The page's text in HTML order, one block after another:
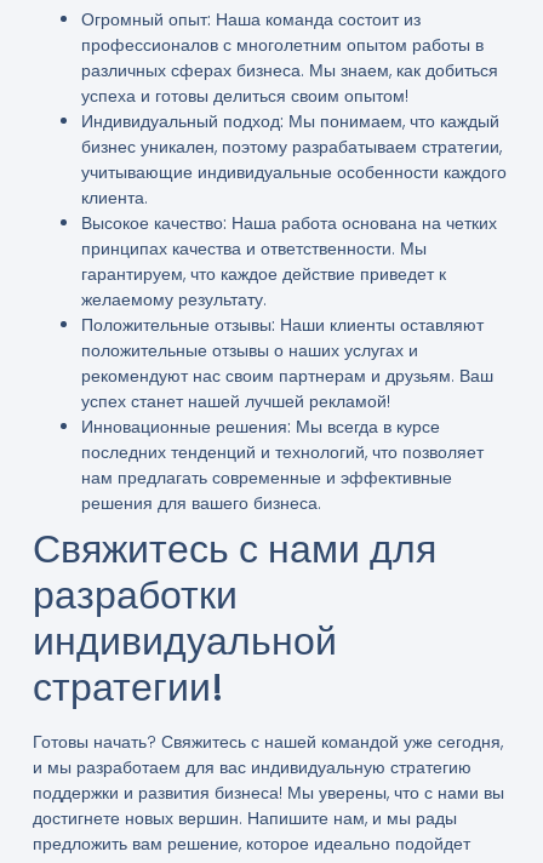
Огромный опыт: Наша команда состоит из
профессионалов с многолетним опытом работы в
различных сферах бизнеса. Мы знаем, как добиться
успеха и готовы делиться своим опытом!
Индивидуальный подход: Мы понимаем, что каждый
бизнес уникален, поэтому разрабатываем стратегии,
учитывающие индивидуальные особенности каждого
клиента.
Высокое качество: Наша работа основана на четких
принципах качества и ответственности. Мы
гарантируем, что каждое действие приведет к
желаемому результату.
Положительные отзывы: Наши клиенты оставляют
положительные отзывы о наших услугах и
рекомендуют нас своим партнерам и друзьям. Ваш
успех станет нашей лучшей рекламой!
Инновационные решения: Мы всегда в курсе
последних тенденций и технологий, что позволяет
нам предлагать современные и эффективные
решения для вашего бизнеса.
Свяжитесь с нами для
разработки
индивидуальной
стратегии!
Готовы начать? Свяжитесь с нашей командой уже сегодня,
и мы разработаем для вас индивидуальную стратегию
поддержки и развития бизнеса! Мы уверены, что с нами вы
достигнете новых вершин. Напишите нам, и мы рады
предложить вам решение, которое идеально подойдет